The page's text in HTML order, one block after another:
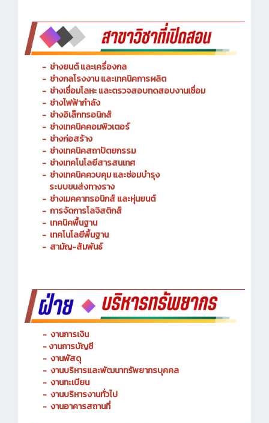
- ช่างยนต์ และเครื่องกล
- ช่างกลโรงงาน และเทคนิคการผลิต
- ช่างเชื่อมโลหะ และตรวจสอบทดสอบงานเชื่อม
- ช่างไฟฟ้ากำลัง
- ช่างอิเล็กทรอนิกส์
- ช่างเทคนิคคอมพิวเตอร์
- ช่างก่อสร้าง
- ช่างเทคนิคสถาปัตยกรรม
- ช่างเทคโนโลยีสารสนเทศ
ช่างเทคนิคควบคุม และซ่อมบำรุง
ระบบขนส่งทางราง
- ช่างเมคคาทรอนิกส์ และหุ่นยนต์
- การจัดการโลจิสติกส์
- เทคนิคพื้นฐาน
- เทคโนโลยีพื้นฐาน
-งานการเงิน
- งานการบัญชี
- งานพัสดุ
- งานบริหารและพัฒนาทรัพยากรบุคคล
- งานทะเบียน
- งานบริหารงานทั่วไป